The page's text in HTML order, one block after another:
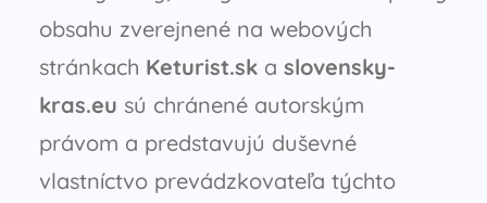
obsahu zverejnené na webových
stránkach Keturist.sk a slovensky-
kras.eu sú chránené autorským
právom a predstavujú duševné
vlastníctvo prevádzkovateľa týchto